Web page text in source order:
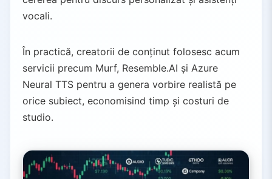
vocali.
În practică, creatorii de conținut folosesc acum
servicii precum Murf, Resemble.AI și Azure
Neural TTS pentru a genera vorbire realistă pe
orice subiect, economisind timp și costuri de
studio.